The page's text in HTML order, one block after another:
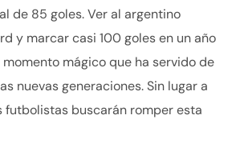
de 85 goles. Ver al argentino
y marcar casi 100 goles en un año
mágico que ha servido de
nuevas generaciones. Sin lugar a
futbolistas buscarán romper esta